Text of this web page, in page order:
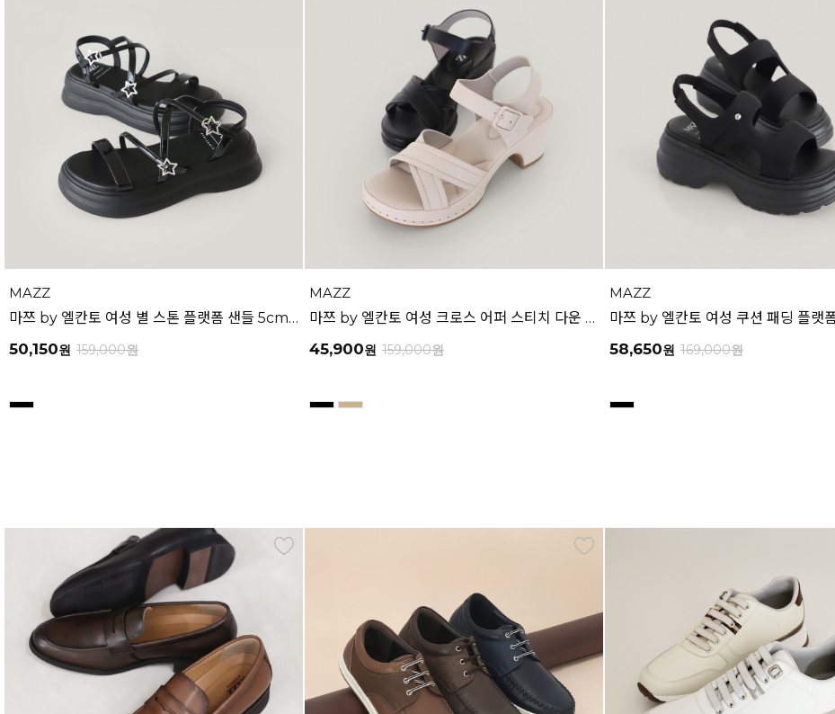
MAZZ
마쯔 by 엘칸토 여성 별 스톤 플랫폼 샌들 5cm LCWW26M626
50,150원 159,000원
MAZZ
마쯔 by 엘칸토 여성 크로스 어퍼 스티치 다운 캐주얼 샌들 6.5cm LCWW70M626
45,900원 159,000원
MAZZ
58,650원 169,000원